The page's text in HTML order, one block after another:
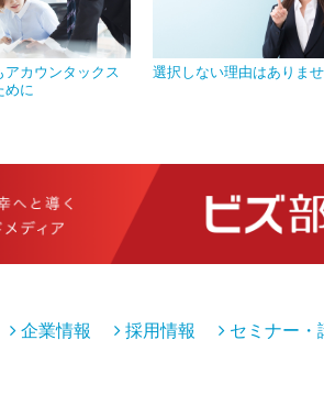
アカウンタックス
めに
選択しない理由はありま
企業情報 採用情報
セミナー・